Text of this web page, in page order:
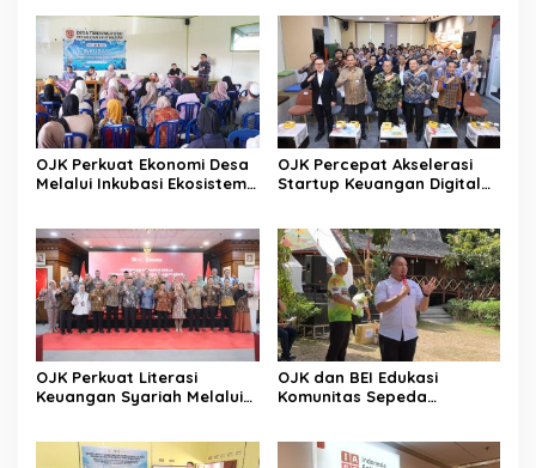
OJK Perkuat Ekonomi Desa
Melalui Inkubasi Ekosistem
OJK Percepat Akselerasi
Startup Keuangan Digital
OJK Perkuat Literasi
Keuangan Syariah Melalui
OJK dan BEI Edukasi
Komunitas Sepeda